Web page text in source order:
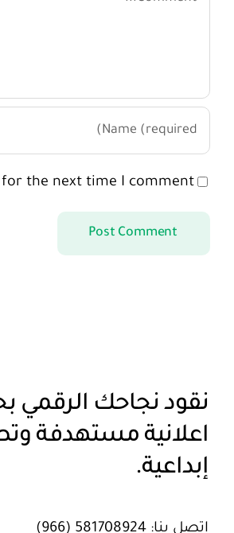
the next time I comment.
نقود نجاحك الرقمي
اعلانية مستهدفة
إبداعية.
اتصل بنا: 581708924 (966)